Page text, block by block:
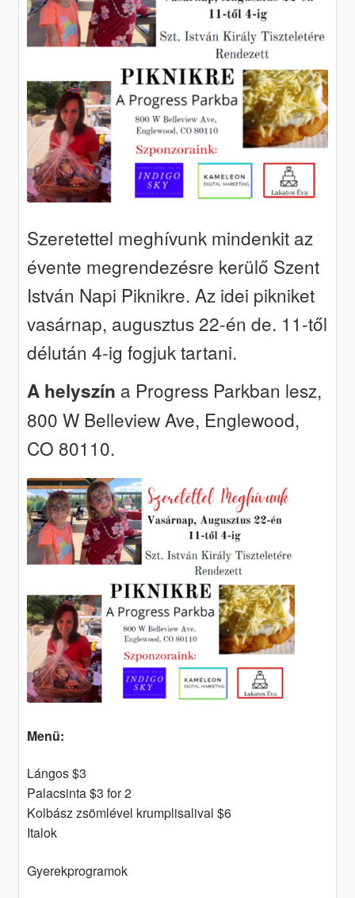
Szeretettel meghívunk mindenkit az
évente megrendezésre kerülő Szent
István Napi Piknikre. Az idei pikniket
vasárnap, augusztus 22-én de. 11-től
délután 4-ig fogjuk tartani.
A helyszín a Progress Parkban lesz,
800 W Belleview Ave, Englewood,
CO 80110.
Menü:
Lángos $3
Palacsinta $3 for 2
Kolbász zsömlével krumplisalival $6
Italok
Gyerekprogramok